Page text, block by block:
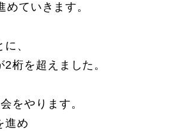
ていきます。
、
桁を超えました。
をやります。
進め